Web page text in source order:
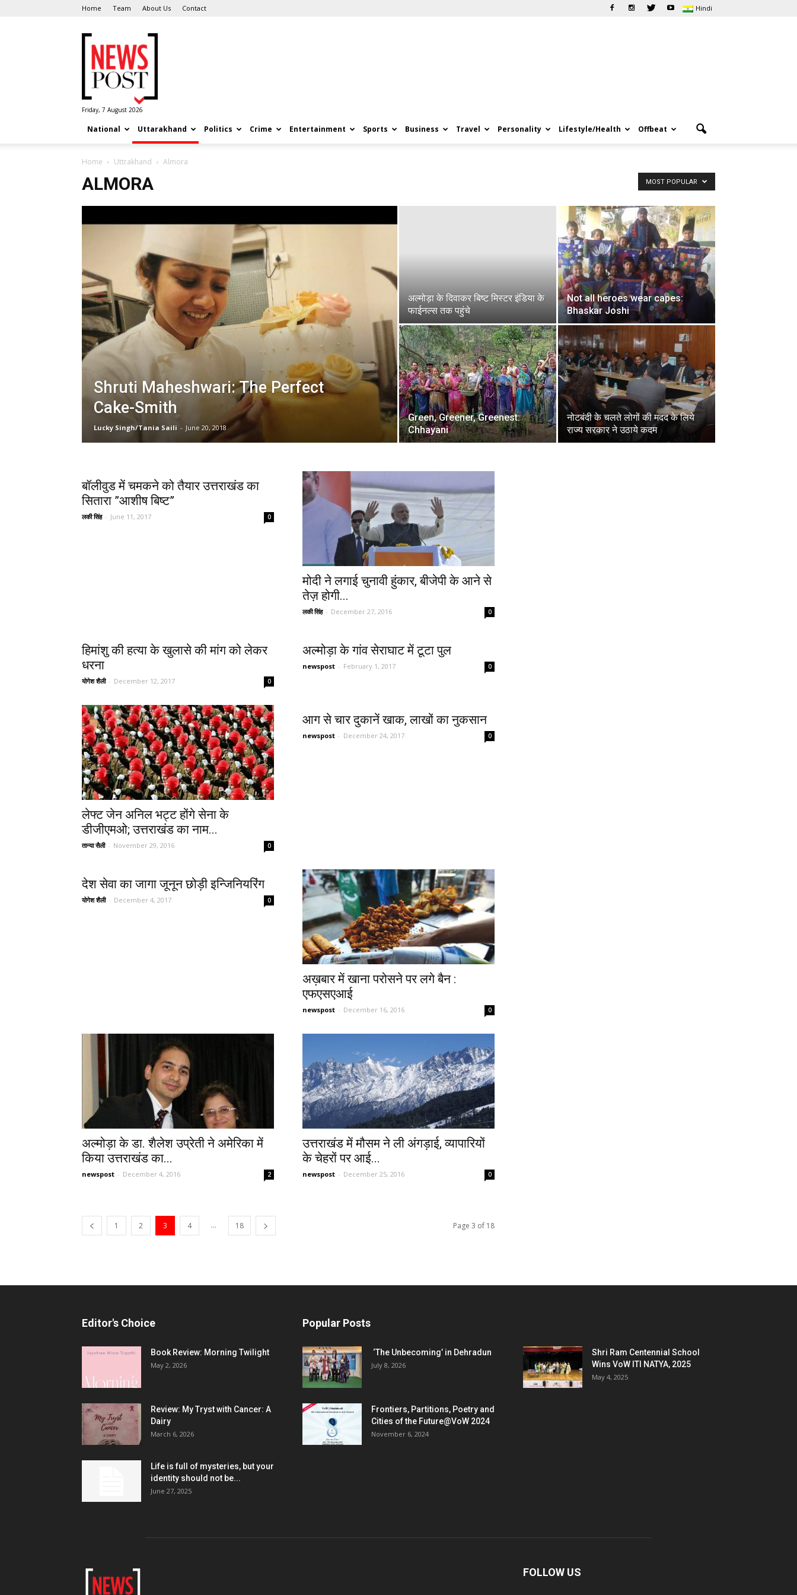
Home Team About Us Contact Hindi
Post
Friday, 7 August 2026
National Uttarakhand Politics Crime Entertainment Sports Business Travel Personality Lifestyle/Health Offbeat
Home Uttrakhand Almora
ALMORA MOST POPULAR
Shruti Maheshwari: The Perfect
Cake-Smith
Lucky Singh/Tania Saili - June 20, 2018
अल्मोड़ा के दिवाकर बिष्ट मिस्टर इंडिया के
फाईनल्स तक पहुंचे
Not all heroes wear capes:
Bhaskar Joshi
Green, Greener, Greenest:
Chhayani
नोटबंदी के चलते लोगों की मदद के लिये
राज्य सरकार ने उठाये कदम
बॉलीवुड में चमकने को तैयार उत्तराखंड का
सितारा ”आशीष बिष्ट”
लकी सिंह - June 11, 2017 0
मोदी ने लगाई चुनावी हुंकार, बीजेपी के आने से
तेज़ होगी...
लकी सिंह - December 27, 2016 0
हिमांशु की हत्या के खुलासे की मांग को लेकर
धरना
योगेश शैली - December 12, 2017 0
अल्मोड़ा के गांव सेराघाट में टूटा पुल
newspost - February 1, 2017 0
लेफ्ट जेन अनिल भट्ट होंगे सेना के
डीजीएमओ; उत्तराखंड का नाम...
तान्या सैली - November 29, 2016 0
आग से चार दुकानें खाक, लाखों का नुकसान
newspost - December 24, 2017 0
देश सेवा का जागा जूनून छोड़ी इन्जिनियरिंग
योगेश शैली - December 4, 2017 0
अख़बार में खाना परोसने पर लगे बैन :
एफएसएआई
newspost - December 16, 2016 0
अल्मोड़ा के डा. शैलेश उप्रेती ने अमेरिका में
किया उत्तराखंड का...
newspost - December 4, 2016 2
उत्तराखंड में मौसम ने ली अंगड़ाई, व्यापारियों
के चेहरों पर आई...
newspost - December 25, 2016 0
1 2 3 4 ... 18 Page 3 of 18
Editor's Choice
Book Review: Morning Twilight
May 2, 2026
Review: My Tryst with Cancer: A
Dairy
March 6, 2026
Life is full of mysteries, but your
identity should not be...
June 27, 2025
Popular Posts
‘The Unbecoming’ in Dehradun
July 8, 2026
Shri Ram Centennial School
Wins VoW ITI NATYA, 2025
May 4, 2025
Frontiers, Partitions, Poetry and
Cities of the Future@VoW 2024
November 6, 2024
FOLLOW US